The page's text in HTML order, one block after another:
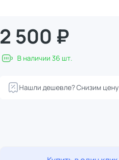
2 500 ₽
В наличии 36 шт.
Нашли дешевле? Снизим цену